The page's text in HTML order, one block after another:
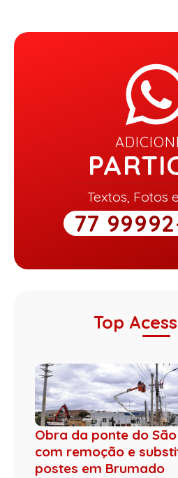
Textos, Fotos
77
Top
Obra da ponte do
com remoção e
postes em Brumado